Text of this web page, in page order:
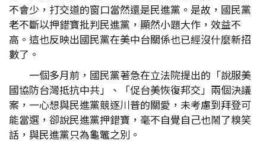
不會少，打交道的窗口當然還是民進黨。是故，國民黨
老不斷以押錯寶批判民進黨，顯然小題大作，效益不
高。這也反映出國民黨在美中台關係也已經沒什麼新招
數了。
一個多月前，國民黨著急在立法院提出的「說服美
國協防台灣抵抗中共」、「促台美恢復邦交」兩個決議
案，一心想與民進黨競逐川普的關愛，未考慮到拜登可
能當選，卻說民進黨押錯寶，毫不自覺自己也鬧了糗笑
話，與民進黨只為龜鼈之別。